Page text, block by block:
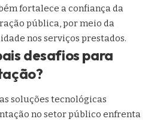
fortalece a confiança da
pública, por meio da
nos serviços prestados.
desafios para
soluções tecnológicas
no setor público enfrenta